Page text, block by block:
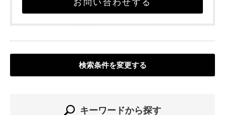
お問い合わせする
検索条件を変更する
キーワードから探す